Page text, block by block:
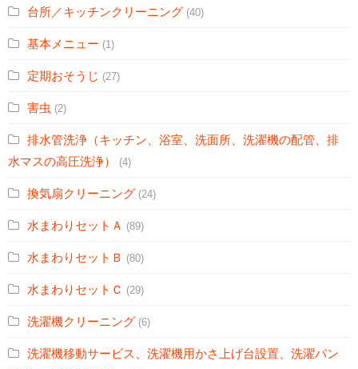
台所／キッチンクリーニング (40)
基本メニュー (1)
定期おそうじ (27)
害虫 (2)
排水管洗浄（キッチン、浴室、洗面所、洗濯機の配管、排
水マスの高圧洗浄）
(4)
換気扇クリーニング (24)
水まわりセットＡ (89)
水まわりセットＢ (80)
水まわりセットＣ (29)
洗濯機クリーニング (6)
洗濯機移動サービス、洗濯機用かさ上げ台設置、洗濯パン